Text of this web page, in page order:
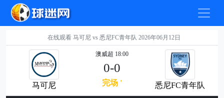
在线观看 马可尼 vs 悉尼FC青年队 2026年06月12日
马可尼
澳威超 18:00
0-0
完场 ' 悉尼FC青年队